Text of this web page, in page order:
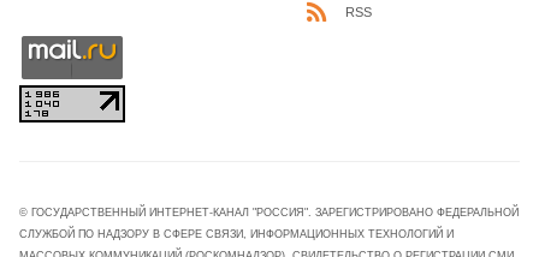
RSS
© ГОСУДАРСТВЕННЫЙ ИНТЕРНЕТ-КАНАЛ "РОССИЯ". ЗАРЕГИСТРИРОВАНО ФЕДЕРАЛЬНОЙ
СЛУЖБОЙ ПО НАДЗОРУ В СФЕРЕ СВЯЗИ, ИНФОРМАЦИОННЫХ ТЕХНОЛОГИЙ И